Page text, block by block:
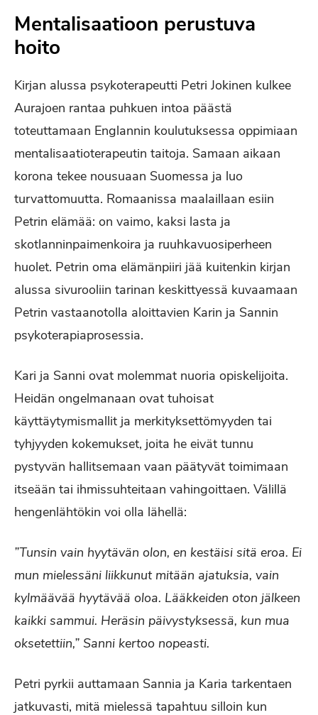
Mentalisaatioon perustuva
hoito
Kirjan alussa psykoterapeutti Petri Jokinen kulkee
Aurajoen rantaa puhkuen intoa päästä
toteuttamaan Englannin koulutuksessa oppimiaan
mentalisaatioterapeutin taitoja. Samaan aikaan
korona tekee nousuaan Suomessa ja luo
turvattomuutta. Romaanissa maalaillaan esiin
Petrin elämää: on vaimo, kaksi lasta ja
skotlanninpaimenkoira ja ruuhkavuosiperheen
huolet. Petrin oma elämänpiiri jää kuitenkin kirjan
alussa sivurooliin tarinan keskittyessä kuvaamaan
Petrin vastaanotolla aloittavien Karin ja Sannin
psykoterapiaprosessia.
Kari ja Sanni ovat molemmat nuoria opiskelijoita.
Heidän ongelmanaan ovat tuhoisat
käyttäytymismallit ja merkityksettömyyden tai
tyhjyyden kokemukset, joita he eivät tunnu
pystyvän hallitsemaan vaan päätyvät toimimaan
itseään tai ihmissuhteitaan vahingoittaen. Välillä
hengenlähtökin voi olla lähellä:
”Tunsin vain hyytävän olon, en kestäisi sitä eroa. Ei
mun mielessäni liikkunut mitään ajatuksia, vain
kylmäävää hyytävää oloa. Lääkkeiden oton jälkeen
kaikki sammui. Heräsin päivystyksessä, kun mua
oksetettiin,” Sanni kertoo nopeasti.
Petri pyrkii auttamaan Sannia ja Karia tarkentaen
jatkuvasti, mitä mielessä tapahtuu silloin kun